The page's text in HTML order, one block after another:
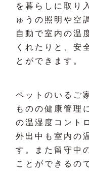
を暮らしに取り
ゅうの照明や空
自動で室内の温
くれたりと、安
とができます。
ペットのいるご
ものの健康管理
の温湿度コント
外出中も室内の
す。また留守中
ことができるの